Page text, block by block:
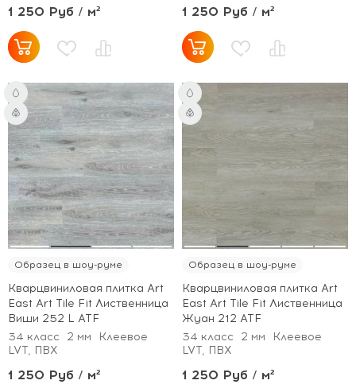
1 250 Руб / м² 1 250 Руб / м²
Образец в шоу-руме
Кварцвиниловая плитка Art
East Art Tile Fit Лиственница
Виши 252 L ATF
34 класс
2 мм
Клеевое
LVT, ПВХ
1 250 Руб / м²
Образец в шоу-руме
Кварцвиниловая плитка Art
East Art Tile Fit Лиственница
Жуан 212 ATF
34 класс
2 мм
Клеевое
LVT, ПВХ
1 250 Руб / м²